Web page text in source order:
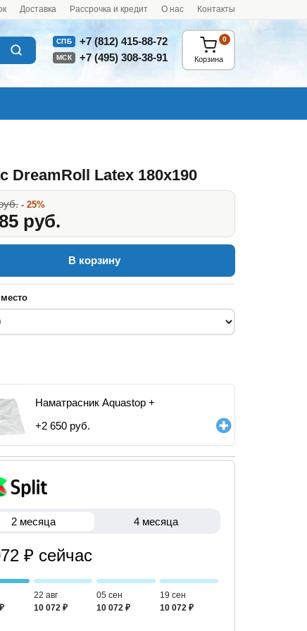
Доставка Рассрочка и кредит О нас Контакты
СПБ +7 (812) 415-88-72
МСК +7 (495) 308-38-91 Корзина
0
DreamRoll Latex 180x190
- 25%
руб.
В корзину
Наматрасник Aquastop +
+2 650 руб.
2 месяца 4 месяца
₽ сейчас
22 авг
10 072 ₽
05 сен
10 072 ₽
19 сен
10 072 ₽